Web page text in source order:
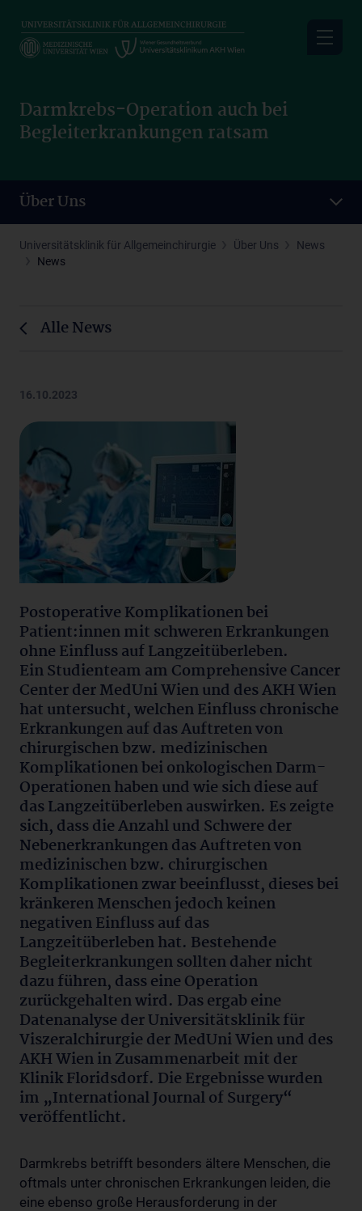
main
Darmkrebs-Operation auch bei
Begleiterkrankungen ratsam
Über Uns
Universitätsklinik für Allgemeinchirurgie Über Uns
News
News
Alle News
16.10.2023
Postoperative Komplikationen bei
Patient:innen mit schweren Erkrankungen
ohne Einfluss auf Langzeitüberleben.
Ein Studienteam am Comprehensive Cancer
Center der MedUni Wien und des AKH Wien
hat untersucht, welchen Einfluss chronische
Erkrankungen auf das Auftreten von
chirurgischen bzw. medizinischen
Komplikationen bei onkologischen Darm-
Operationen haben und wie sich diese auf
das Langzeitüberleben auswirken. Es zeigte
sich, dass die Anzahl und Schwere der
Nebenerkrankungen das Auftreten von
medizinischen bzw. chirurgischen
Komplikationen zwar beeinflusst, dieses bei
kränkeren Menschen jedoch keinen
negativen Einfluss auf das
Langzeitüberleben hat. Bestehende
Begleiterkrankungen sollten daher nicht
dazu führen, dass eine Operation
zurückgehalten wird. Das ergab eine
Datenanalyse der Universitätsklinik für
Viszeralchirurgie der MedUni Wien und des
AKH Wien in Zusammenarbeit mit der
Klinik Floridsdorf. Die Ergebnisse wurden
im „International Journal of Surgery“
veröffentlicht.
Darmkrebs betrifft besonders ältere Menschen, die
oftmals unter chronischen Erkrankungen leiden, die
eine ebenso große Herausforderung in der